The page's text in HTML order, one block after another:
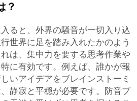
？
ると、外界の騒音が一切入り込
世界に足を踏み入れたかのよう
は、集中力を要する思考作業や
に有効です。例えば、誰かが報
いアイデアをブレインストーミ
静寂と平穏が必要です。防音ブ